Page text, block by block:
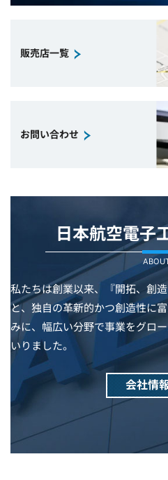
販売店一覧
お問い合わせ
日本航空電子
私たちは創業以来、『開拓、創
と、独自の革新的かつ創造性に
みに、幅広い分野で事業をグロ
いりました。
会社情